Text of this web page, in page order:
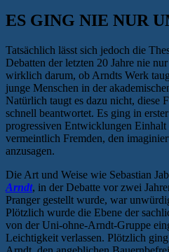
ES GING NIE NUR
Tatsächlich lässt sich jedoch die
Debatten der letzten 20 Jahre nie
wirklich darum, ob Arndts Werk
junge Menschen in der
Natürlich taugt es dazu nicht, diese
schnell beantwortet. Es ging in
progressiven Entwicklungen Einhalt
vermeintlich Fremden, den
anzusagen.
Die Art und Weise wie Sebastian
Arndt, in der Debatte vor zwei
Pranger gestellt wurde, war
Plötzlich wurde die Ebene der
von der Uni-ohne-Arndt-Gruppe
Leichtigkeit verlassen. Plötzlich